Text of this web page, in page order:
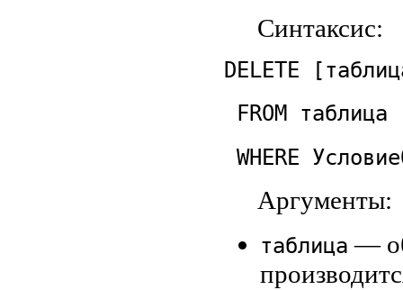
Синтаксис:
DELETE
FROM таблица
WHERE
Аргументы:
таблица —